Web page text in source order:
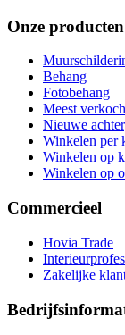
Onze producten
Behang
Fotobehang
Meest
Nieuwe
Winkelen per
Winkelen op
Winkelen op
Commercieel
Hovia Trade
Zakelijke